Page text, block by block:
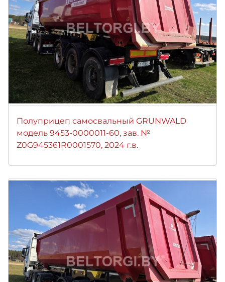
Полуприцеп самосвальный GRUNWALD
модель 9453-0000011-60, зав. №
Z0G945361R0001570, 2024 г.в.